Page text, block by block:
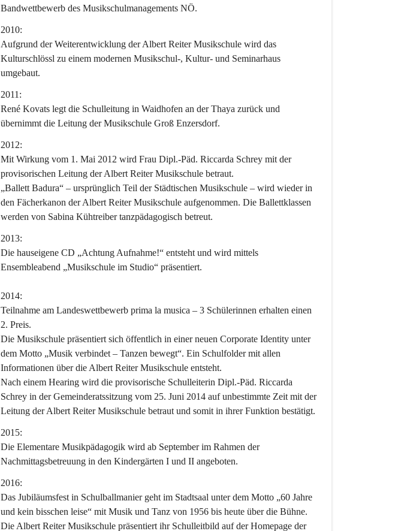
Bandwettbewerb des Musikschulmanagements NÖ.
2010:
Aufgrund der Weiterentwicklung der Albert Reiter Musikschule wird das
Kulturschlössl zu einem modernen Musikschul-, Kultur- und Seminarhaus
umgebaut.
2011:
René Kovats legt die Schulleitung in Waidhofen an der Thaya zurück und
übernimmt die Leitung der Musikschule Groß Enzersdorf.
2012:
Mit Wirkung vom 1. Mai 2012 wird Frau Dipl.-Päd. Riccarda Schrey mit der
provisorischen Leitung der Albert Reiter Musikschule betraut.
„Ballett Badura“ – ursprünglich Teil der Städtischen Musikschule – wird wieder in
den Fächerkanon der Albert Reiter Musikschule aufgenommen. Die Ballettklassen
werden von Sabina Kühtreiber tanzpädagogisch betreut.
2013:
Die hauseigene CD „Achtung Aufnahme!“ entsteht und wird mittels
Ensembleabend „Musikschule im Studio“ präsentiert.
2014:
Teilnahme am Landeswettbewerb prima la musica – 3 Schülerinnen erhalten einen
2. Preis.
Die Musikschule präsentiert sich öffentlich in einer neuen Corporate Identity unter
dem Motto „Musik verbindet – Tanzen bewegt“. Ein Schulfolder mit allen
Informationen über die Albert Reiter Musikschule entsteht.
Nach einem Hearing wird die provisorische Schulleiterin Dipl.-Päd. Riccarda
Schrey in der Gemeinderatssitzung vom 25. Juni 2014 auf unbestimmte Zeit mit der
Leitung der Albert Reiter Musikschule betraut und somit in ihrer Funktion bestätigt.
2015:
Die Elementare Musikpädagogik wird ab September im Rahmen der
Nachmittagsbetreuung in den Kindergärten I und II angeboten.
2016:
Das Jubiläumsfest in Schulballmanier geht im Stadtsaal unter dem Motto „60 Jahre
und kein bisschen leise“ mit Musik und Tanz von 1956 bis heute über die Bühne.
Die Albert Reiter Musikschule präsentiert ihr Schulleitbild auf der Homepage der